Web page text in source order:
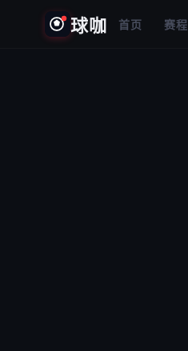
球咖 首页 赛程